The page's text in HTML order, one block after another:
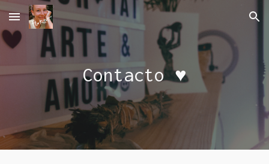
Skip to main content Skip to navigation
Contacto ♥